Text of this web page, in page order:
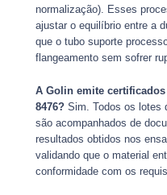
normalização). Esses
ajustar o equilíbrio entre a
que o tubo suporte
flangeamento sem sofrer
A Golin emite
8476?Sim. Todos os lotes
são acompanhados de
resultados obtidos nos
validando que o material
conformidade com os